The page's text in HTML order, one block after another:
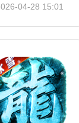
04-28 15:01